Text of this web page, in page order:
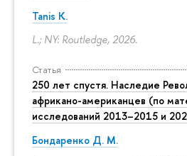
Tanis K.
L.; NY: Routledge, 2026.
Статья
250 лет спустя. Наследие
африкано-американцев (по
исследований 2013–2015 и
Бондаренко Д. М.